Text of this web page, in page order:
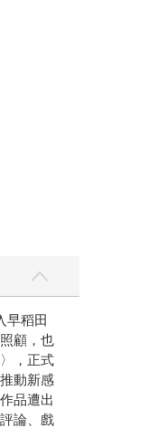
早稻田
顧，也
，正式
動新感
品遭出
論、戲